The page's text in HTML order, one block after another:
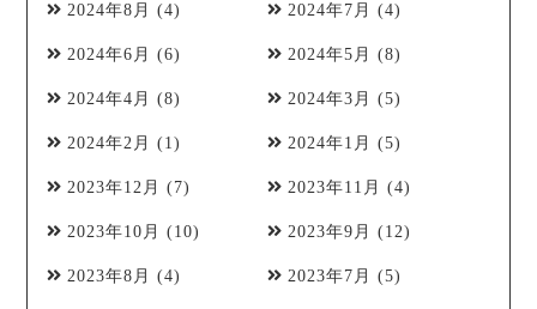
2024年8月 (4) 2024年7月 (4)
2024年6月 (6) 2024年5月 (8)
2024年4月 (8) 2024年3月 (5)
2024年2月 (1) 2024年1月 (5)
2023年12月 (7) 2023年11月 (4)
2023年10月 (10) 2023年9月 (12)
2023年8月 (4) 2023年7月 (5)